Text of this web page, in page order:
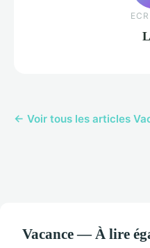
← Voir tous les articles
Vacance — À lire